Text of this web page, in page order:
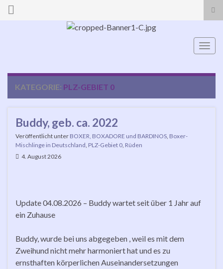
Search for:
KATEGORIE: PLZ-GEBIET 0
Buddy, geb. ca. 2022
Veröffentlicht unter BOXER, BOXADORE und BARDINOS Boxer-
Mischlinge in Deutschland PLZ-Gebiet 0 Rüden
4. August 2026
Update 04.08.2026 – Buddy wartet seit über 1 Jahr auf
ein Zuhause
Buddy, wurde bei uns abgegeben , weil es mit dem
Zweihund nicht mehr harmoniert hat und es zu
ernsthaften körperlichen Auseinandersetzungen